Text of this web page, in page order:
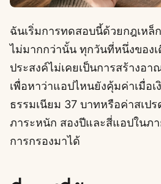
ฉันเริ่มการทดสอบนี้ด้วยกฎเหล็
ไม่มากกว่านั้น ทุกวันที่หนึ่งของ
ประสงค์ไม่เคยเป็นการสร้างอ
เพื่อหาว่าแอปไหนยังคุ้มค่าเมื่อ
ธรรมเนียม 37 บาทหรือค่าสเป
ภาระหนัก สองปีและสี่แอปในภ
การกรองมาได้